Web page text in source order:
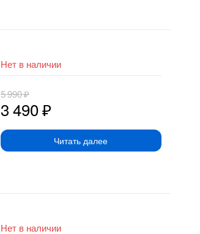
Нет в наличии
3 490₽
5 990₽
Читать далее
Нет в наличии